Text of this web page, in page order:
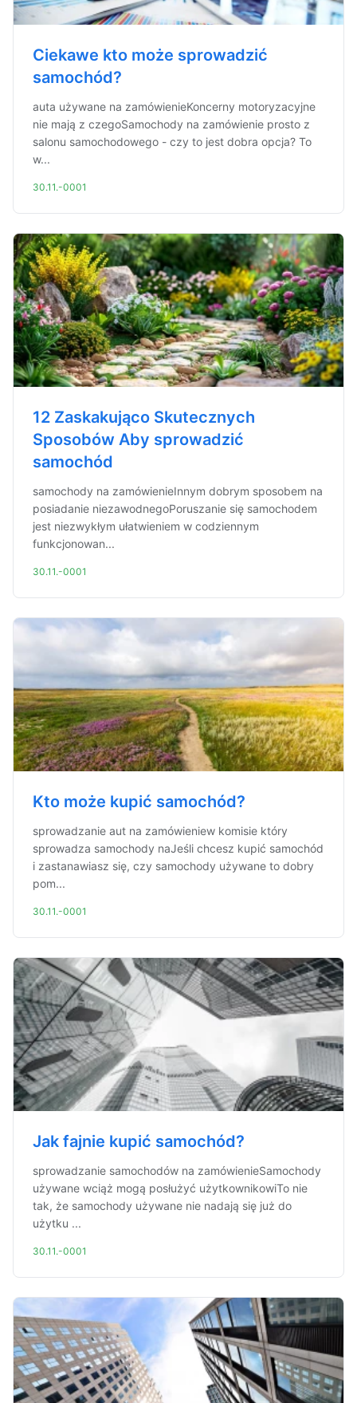
Ciekawe kto może sprowadzić
samochód?
auta używane na zamówienieKoncerny motoryzacyjne
nie mają z czegoSamochody na zamówienie prosto z
salonu samochodowego - czy to jest dobra opcja? To
w...
30.11.-0001
12 Zaskakująco Skutecznych
Sposobów Aby sprowadzić
samochód
samochody na zamówienieInnym dobrym sposobem na
posiadanie niezawodnegoPoruszanie się samochodem
jest niezwykłym ułatwieniem w codziennym
funkcjonowan...
30.11.-0001
Kto może kupić samochód?
sprowadzanie aut na zamówieniew komisie który
sprowadza samochody naJeśli chcesz kupić samochód
i zastanawiasz się, czy samochody używane to dobry
pom...
30.11.-0001
Jak fajnie kupić samochód?
sprowadzanie samochodów na zamówienieSamochody
używane wciąż mogą posłużyć użytkownikowiTo nie
tak, że samochody używane nie nadają się już do
użytku ...
30.11.-0001